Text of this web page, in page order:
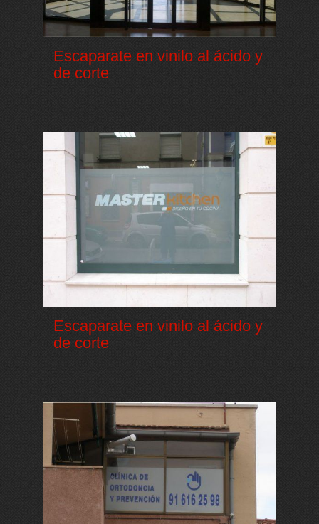
Escaparate en vinilo al ácido y
de corte
Escaparate en vinilo al ácido y
de corte